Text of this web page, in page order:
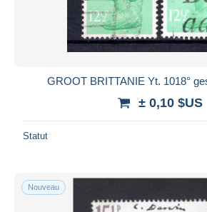
GROOT BRITTANIE Yt. 1018°
± 0,10 $US
Statut
Nouveau